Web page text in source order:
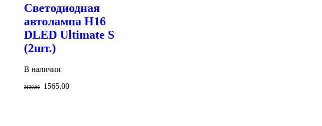
Светодиодная
автолампа H16
DLED Ultimate S
(2шт.)
В наличии
3130.00 1565.00